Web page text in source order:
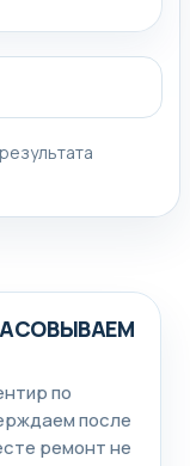
по
после
ремонт не